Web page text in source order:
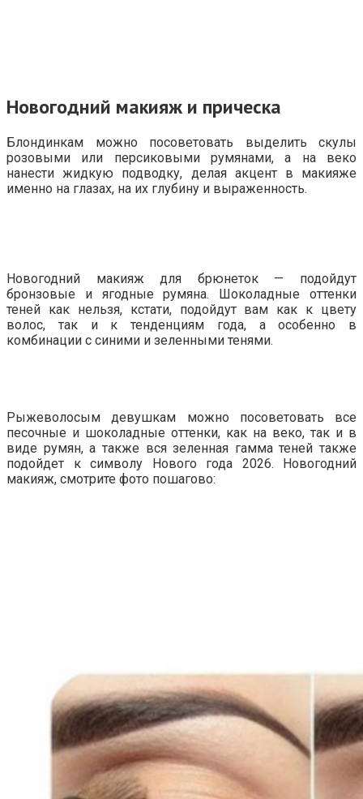
Новогодний макияж и прическа
Блондинкам можно посоветовать выделить скулы
розовыми или персиковыми румянами, а на веко
нанести жидкую подводку, делая акцент в макияже
именно на глазах, на их глубину и выраженность.
Новогодний макияж для брюнеток — подойдут
бронзовые и ягодные румяна. Шоколадные оттенки
теней как нельзя, кстати, подойдут вам как к цвету
волос, так и к тенденциям года, а особенно в
комбинации с синими и зеленными тенями.
Рыжеволосым девушкам можно посоветовать все
песочные и шоколадные оттенки, как на веко, так и в
виде румян, а также вся зеленная гамма теней также
подойдет к символу Нового года 2026. Новогодний
макияж, смотрите фото пошагово: